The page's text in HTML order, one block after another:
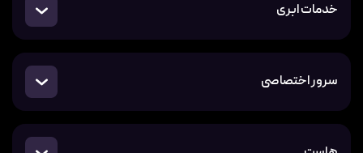
خدمات ابری
سرور اختصاصی